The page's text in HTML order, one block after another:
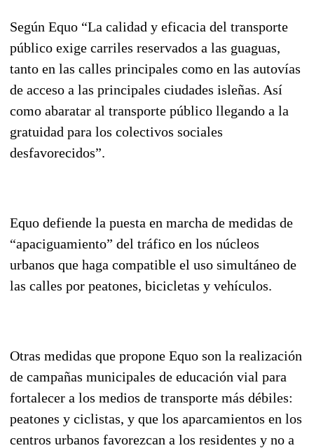
Según Equo “La calidad y eficacia del transporte
público exige carriles reservados a las guaguas,
tanto en las calles principales como en las autovías
de acceso a las principales ciudades isleñas. Así
como abaratar al transporte público llegando a la
gratuidad para los colectivos sociales
desfavorecidos”.
Equo defiende la puesta en marcha de medidas de
“apaciguamiento” del tráfico en los núcleos
urbanos que haga compatible el uso simultáneo de
las calles por peatones, bicicletas y vehículos.
Otras medidas que propone Equo son la realización
de campañas municipales de educación vial para
fortalecer a los medios de transporte más débiles:
peatones y ciclistas, y que los aparcamientos en los
centros urbanos favorezcan a los residentes y no a